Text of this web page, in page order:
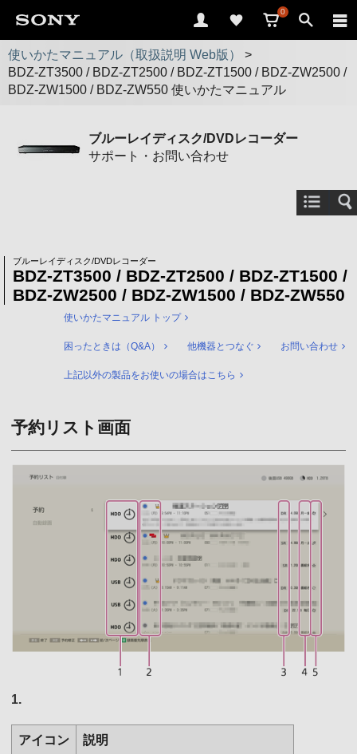
0
使いかたマニュアル（取扱説明 Web版）
>
BDZ-ZT3500 / BDZ-ZT2500 / BDZ-ZT1500 / BDZ-ZW2500 /
BDZ-ZW1500 / BDZ-ZW550 使いかたマニュアル
ブルーレイディスク/DVDレコーダー
サポート・お問い合わせ
ブルーレイディスク/DVDレコーダー
BDZ-ZT3500 / BDZ-ZT2500 / BDZ-ZT1500 /
BDZ-ZW2500 / BDZ-ZW1500 / BDZ-ZW550
使いかたマニュアル トップ
困ったときは（Q&A） 他機器とつなぐ お問い合わせ
上記以外の製品をお使いの場合はこちら
予約リスト画面
1.
アイコン 説明